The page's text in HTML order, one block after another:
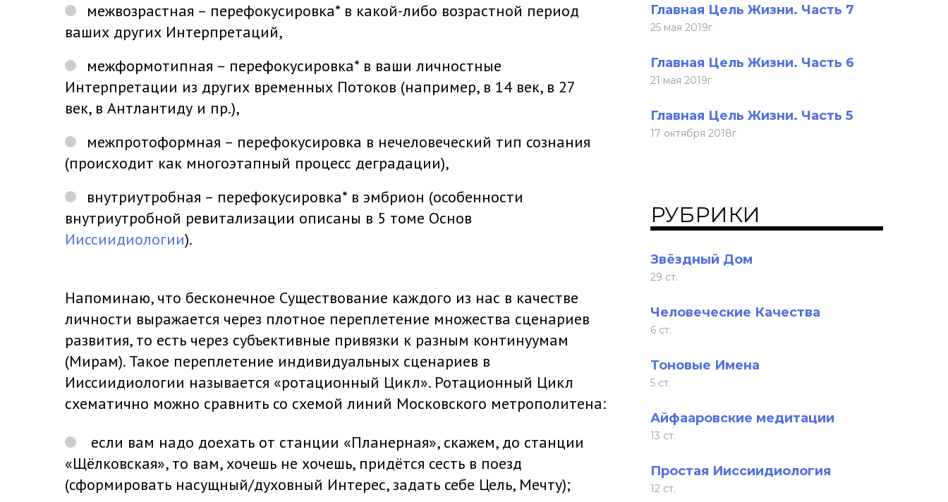
Главная Цель Жизни. Часть 7
25 мая 2019г
Главная Цель Жизни. Часть 6
21 мая 2019г
Главная Цель Жизни. Часть 5
17 октября 2018г
РУБРИКИ
Звёздный Дом
29 ст.
Человеческие Качества
6 ст.
Тоновые Имена
5 ст.
Айфааровские медитации
13 ст.
Простая Ииссиидиология
12 ст.
межвозрастная – перефокусировка* в какой-либо возрастной период
ваших других Интерпретаций,
межформотипная – перефокусировка* в ваши личностные
Интерпретации из других временных Потоков (например, в 14 век, в 27
век, в Антлантиду и пр.),
межпротоформная – перефокусировка в нечеловеческий тип сознания
(происходит как многоэтапный процесс деградации),
внутриутробная – перефокусировка* в эмбрион (особенности
внутриутробной ревитализации описаны в 5 томе Основ
Ииссиидиологии).
Напоминаю, что бесконечное Существование каждого из нас в качестве
личности выражается через плотное переплетение множества сценариев
развития, то есть через субъективные привязки к разным континуумам
(Мирам). Такое переплетение индивидуальных сценариев в
Ииссиидиологии называется «ротационный Цикл». Ротационный Цикл
схематично можно сравнить со схемой линий Московского метрополитена:
если вам надо доехать от станции «Планерная», скажем, до станции
«Щёлковская», то вам, хочешь не хочешь, придётся сесть в поезд
(сформировать насущный/духовный Интерес, задать себе Цель, Мечту);